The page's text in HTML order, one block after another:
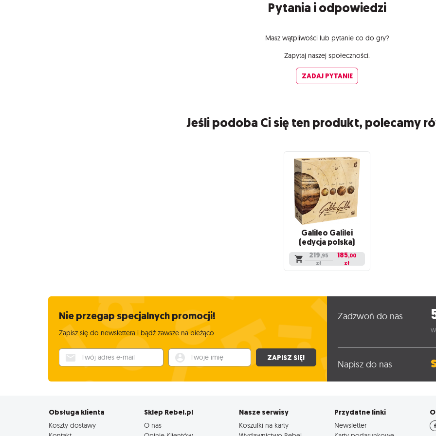
Pytania i odpowiedzi
Masz wątpliwości lub pytanie co do gry?
Zapytaj naszej społeczności.
ZADAJ PYTANIE
Jeśli podoba Ci się ten produkt, polecamy
Galileo Galilei
(edycja polska)
219,95
zł
185,00
zł
Nie przegap specjalnych promocji!
Zapisz się do newslettera i bądź zawsze na bieżąco
Twój adres e-mail Twoje imię ZAPISZ SIĘ!
Zadzwoń do nas
Napisz do nas
Obsługa klienta
Koszty dostawy
Sklep Rebel.pl
O nas
Nasze serwisy
Koszulki na karty
Przydatne linki
Newsletter